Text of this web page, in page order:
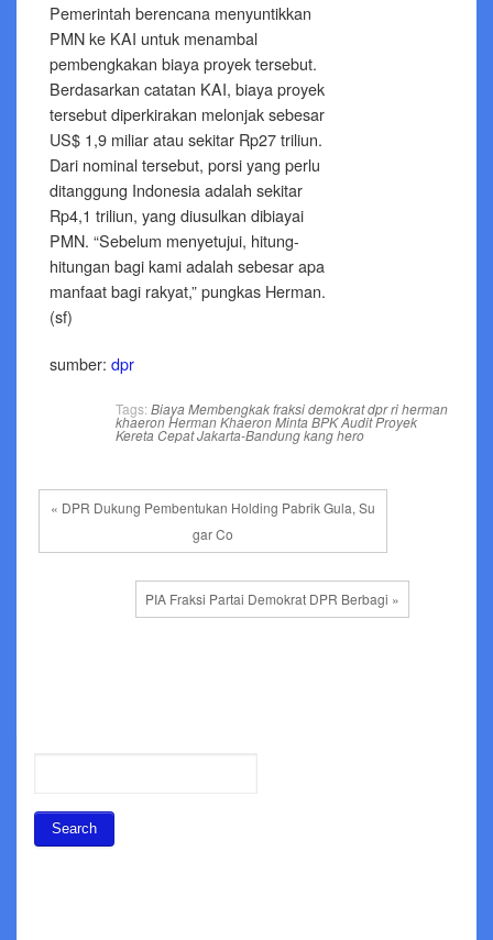
Pemerintah berencana menyuntikkan
PMN ke KAI untuk menambal
pembengkakan biaya proyek tersebut.
Berdasarkan catatan KAI, biaya proyek
tersebut diperkirakan melonjak sebesar
US$ 1,9 miliar atau sekitar Rp27 triliun.
Dari nominal tersebut, porsi yang perlu
ditanggung Indonesia adalah sekitar
Rp4,1 triliun, yang diusulkan dibiayai
PMN. “Sebelum menyetujui, hitung-
hitungan bagi kami adalah sebesar apa
manfaat bagi rakyat,” pungkas Herman.
(sf)
sumber: dpr
Tags: Biaya Membengkakfraksi demokrat dpr riherman
khaeronHerman Khaeron Minta BPK Audit Proyek
Kereta Cepat Jakarta-Bandungkang hero
« DPR Dukung Pembentukan Holding Pabrik Gula, Su
gar Co
PIA Fraksi Partai Demokrat DPR Berbagi »